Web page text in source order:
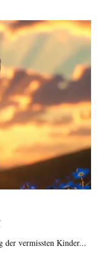
der vermissten Kinder...